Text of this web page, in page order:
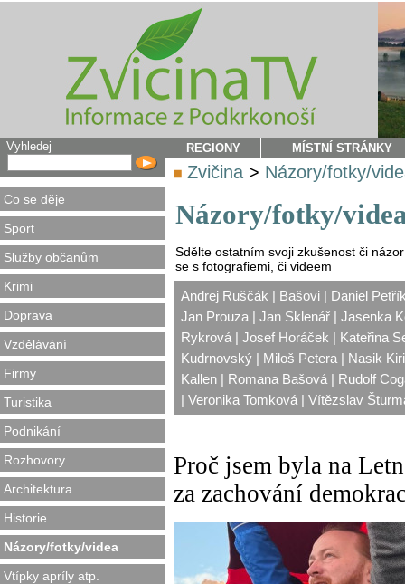
Vyhledej
Co se děje
Sport
Služby občanům
Krimi
Doprava
Vzdělávání
Firmy
Turistika
Podnikání
Rozhovory
Architektura
Historie
Názory/fotky/videa
Vtípky apríly atp.
REGIONY MÍSTNÍ STRÁNKY
Zvičina > Názory/fotky/
Názory/fotky/
Sdělte ostatním svoji zkušenost či
se s fotografiemi, či videem
Andrej Ruščák | Bašovi | Daniel
Jan Prouza | Jan Sklenář | Jasenka
Rykrová | Josef Horáček | Kateřina
Kudrnovský | Miloš Petera | Nasik
Kallen | Romana Bašová | Rudolf
| Veronika Tomková | Vítězslav
Proč jsem byla na
za zachování